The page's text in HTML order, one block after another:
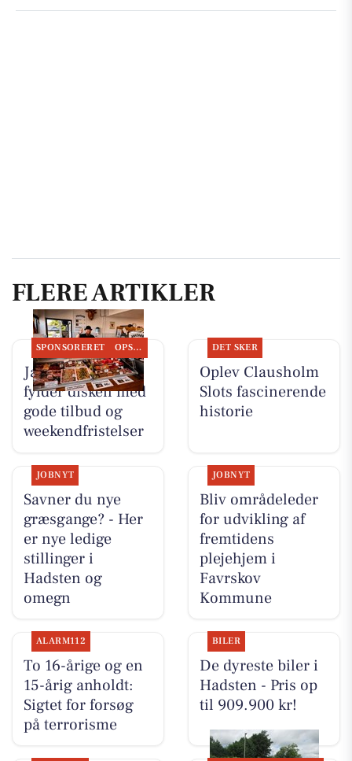
FLERE ARTIKLER
SPONSORERET OPSLAGSTAVLEN
Jaataak Slagteren
fylder disken med
gode tilbud og
weekendfristelser
DET SKER
Oplev Clausholm
Slots fascinerende
historie
JOBNYT
Savner du nye
græsgange? - Her
er nye ledige
stillinger i
Hadsten og
omegn
JOBNYT
Bliv områdeleder
for udvikling af
fremtidens
plejehjem i
Favrskov
Kommune
ALARM112
To 16-årige og en
15-årig anholdt:
Sigtet for forsøg
på terrorisme
BILER
De dyreste biler i
Hadsten - Pris op
til 909.900 kr!